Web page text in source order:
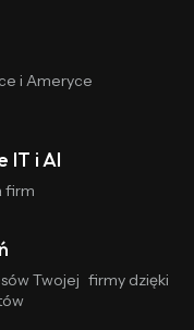
i Ameryce
IT i AI
firm
Twojej firmy dzięki